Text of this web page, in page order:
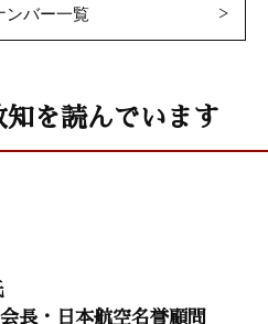
」
変えることができる」
生の痛みに寄り添う」
ンバー一覧
を読んでいます
長・日本航空名誉顧問